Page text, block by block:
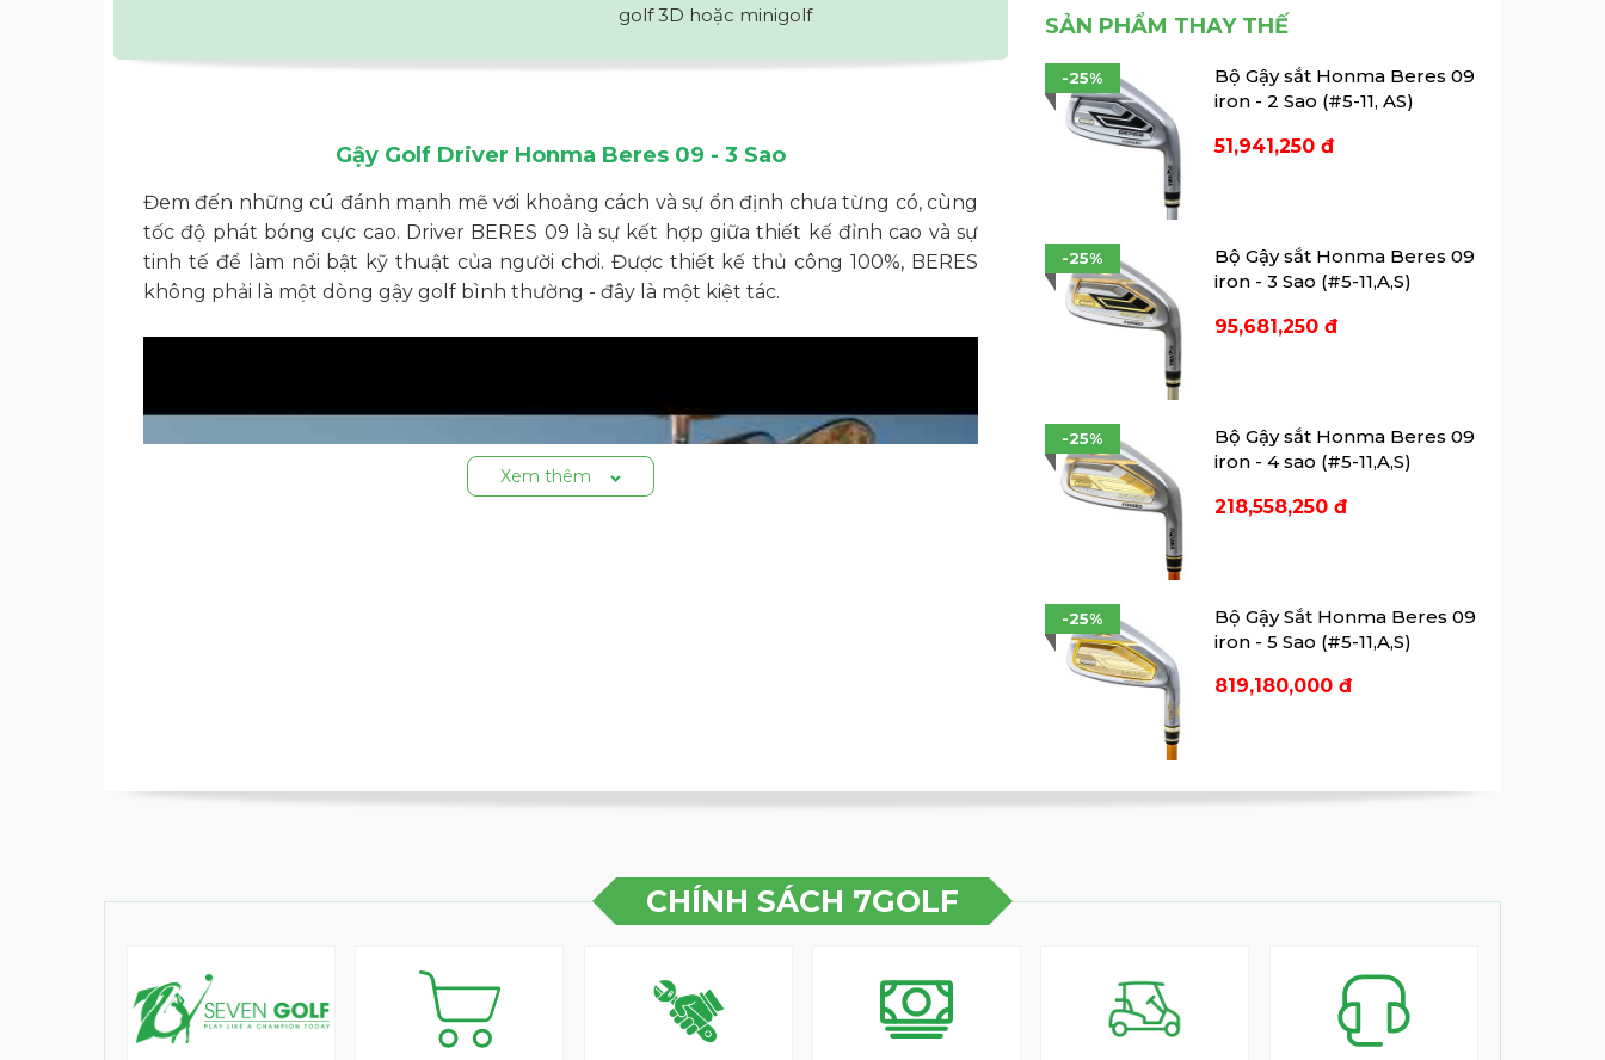
golf 3D hoặc minigolf
Gậy Golf Driver Honma Beres 09 - 3 Sao
Đem đến những cú đánh mạnh mẽ với khoảng cách và sự ổn định chưa từng có, cùng
tốc độ phát bóng cực cao. Driver BERES 09 là sự kết hợp giữa thiết kế đỉnh cao và sự
tinh tế để làm nổi bật kỹ thuật của người chơi. Được thiết kế thủ công 100%, BERES
không phải là một dòng gậy golf bình thường - đây là một kiệt tác.
Solid Carbon
Xem thêm
in ...
Địa chỉ in bóng golf uy tín tại TP
HCM không gì khác chính là
7Golf, nơi đem đến sự chuyên
nghiệp và đẳng cấp.
SẢN PHẨM THAY THẾ
Bộ Gậy sắt Honma Beres 09
iron - 2 Sao (#5-11, AS)
51,941,250 đ
-25%
Bộ Gậy sắt Honma Beres 09
iron - 3 Sao (#5-11,A,S)
95,681,250 đ
-25%
Bộ Gậy sắt Honma Beres 09
iron - 4 sao (#5-11,A,S)
218,558,250 đ
-25%
Bộ Gậy Sắt Honma Beres 09
iron - 5 Sao (#5-11,A,S)
819,180,000 đ
-25%
CHÍNH SÁCH 7GOLF